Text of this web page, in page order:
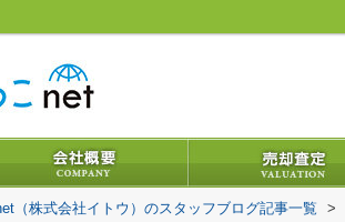
（株式会社イトウ）のスタッフブログ記事一覧 >